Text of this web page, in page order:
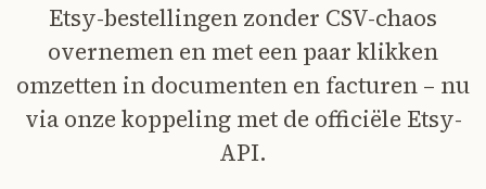
Etsy-bestellingen zonder CSV-chaos
overnemen en met een paar klikken
omzetten in documenten en facturen – nu
via onze koppeling met de officiële Etsy-
API.